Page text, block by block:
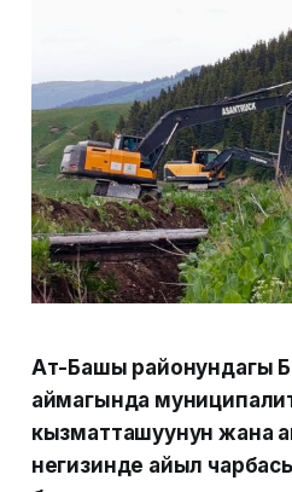
Ат-Башы районундагы
аймагында
кызматташуунун жана
негизинде айыл